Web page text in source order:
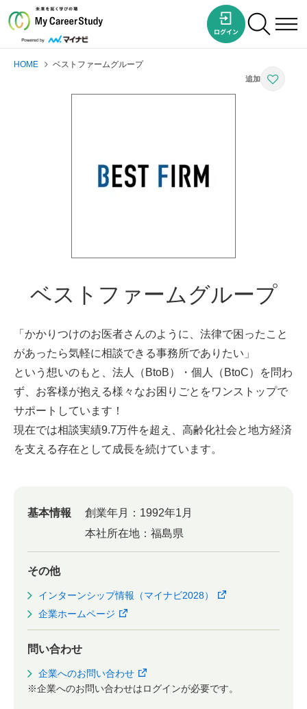
HOME ベストファームグループ
ベストファームグループ
「かかりつけのお医者さんのように、法律で困ったこと
があったら気軽に相談できる事務所でありたい」
という想いのもと、法人（BtoB）・個人（BtoC）を問わ
ず、お客様が抱える様々なお困りごとをワンストップで
サポートしています！
現在では相談実績9.7万件を超え、高齢化社会と地方経済
を支える存在として成長を続けています。
基本情報 創業年月： 1992年1月
本社所在地： 福島県
その他
インターンシップ情報（マイナビ2028）
企業ホームページ
問い合わせ
企業へのお問い合わせ
※企業へのお問い合わせはログインが必要です。